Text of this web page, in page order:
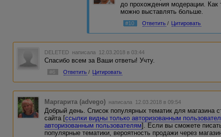
до прохождения модерации. Как
можно выставлять больше.
#10 Ответить / Цитировать
DELETED написала 12.03.2018 в 03:44
Спасибо всем за Ваши ответы! Учту.
#6 Ответить / Цитировать
Маргарита (advego) написала 12.03.2018 в 09:54
Добрый день. Список популярных тематик для магазина
сайта [ссылки видны только авторизованным
авторизованным пользователям]. Если вы сможете
популярные тематики, вероятность продажи через